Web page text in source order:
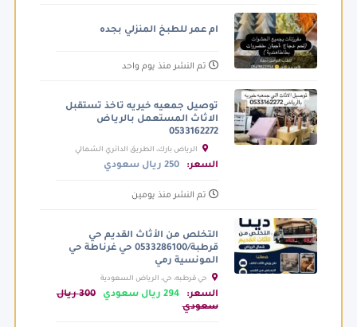
ام عمر للطبخ المنزلي بجده
تم النشر منذ يوم واحد
توصيل جمعيه خيريه تاخذ تستقبل
الاثاث المستعمل بالرياض
0533162272
الرياض بارك، الطريق الدائري الشمالي
الفرعي، الرياض السعودية
السعر: 250 ريال سعودي
تم النشر منذ يومين
التخلص من الأثاث القديم حي
قرطبة/0533286100 حي غرناطة حي
المونسية رمي
السعر: 294 ريال سعودي
300 ريال
سعودي